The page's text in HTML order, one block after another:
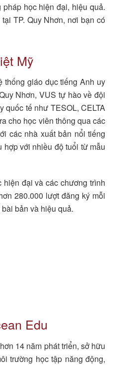
học hiện đại, hiệu quả.
TP. Quy Nhơn, nơi bạn có
Mỹ
thống giáo dục tiếng Anh uy
Nhơn, VUS tự hào về đội
quốc tế như TESOL, CELTA
cho học viên thông qua các
các nhà xuất bản nổi tiếng
với nhiều độ tuổi từ mẫu
đại và các chương trình
280.000 lượt đăng ký mỗi
bản và hiệu quả.
Edu
14 năm phát triển, sở hữu
trường học tập năng động,